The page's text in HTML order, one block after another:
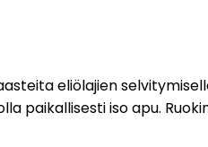
eliölajien
paikallisesti iso apu.